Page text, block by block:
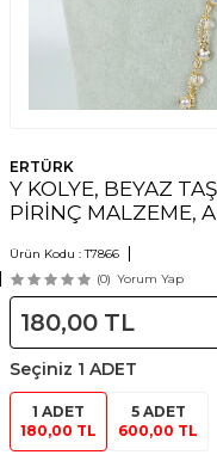
ERTÜRK
Y KOLYE, BEYAZ
PİRİNÇ MALZEME,
Ürün Kodu :T7866
(0) Yorum Yap
180,00 TL
Seçiniz 1 ADET
1 ADET
180,00 TL
5 ADET
600,00 TL